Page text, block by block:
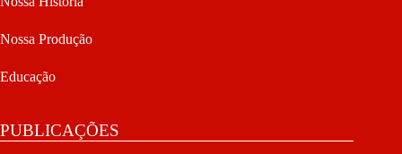
Nossa Produção
Educação
PUBLICAÇÕES